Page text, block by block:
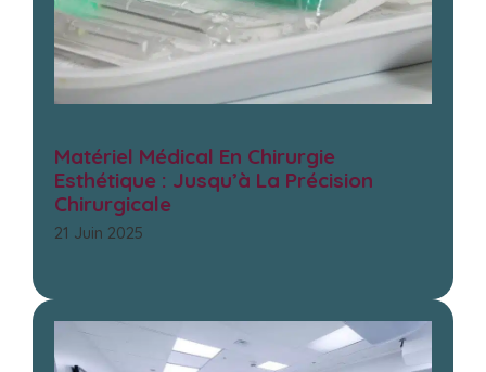
Matériel Médical En Chirurgie
Esthétique : Jusqu’à La Précision
Chirurgicale
21 Juin 2025